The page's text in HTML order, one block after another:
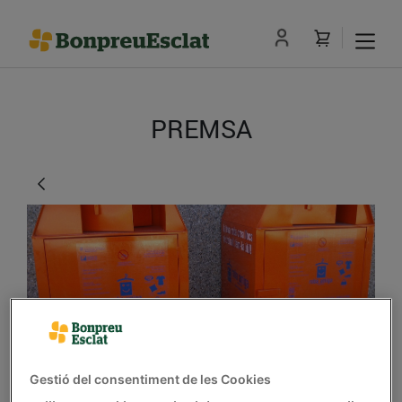
PREMSA
El Grup Bon Preu
Gestió del consentiment de les Cookies